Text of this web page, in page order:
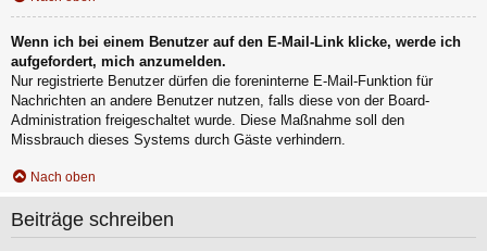
Wenn ich bei einem Benutzer auf den E-Mail-Link klicke, werde ich
aufgefordert, mich anzumelden.
Nur registrierte Benutzer dürfen die foreninterne E-Mail-Funktion für
Nachrichten an andere Benutzer nutzen, falls diese von der Board-
Administration freigeschaltet wurde. Diese Maßnahme soll den
Missbrauch dieses Systems durch Gäste verhindern.
Nach oben
Beiträge schreiben